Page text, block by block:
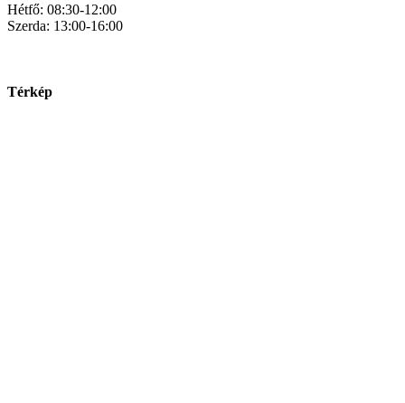
Hétfő: 08:30-12:00
Szerda: 13:00-16:00
Térkép